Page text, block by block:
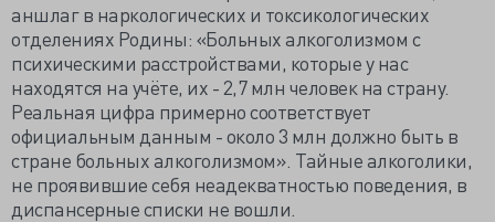
аншлаг в наркологических и токсикологических
отделениях Родины: «Больных алкоголизмом с
психическими расстройствами, которые у нас
находятся на учёте, их - 2,7 млн человек на страну.
Реальная цифра примерно соответствует
официальным данным - около 3 млн должно быть в
стране больных алкоголизмом». Тайные алкоголики,
не проявившие себя неадекватностью поведения, в
диспансерные списки не вошли.